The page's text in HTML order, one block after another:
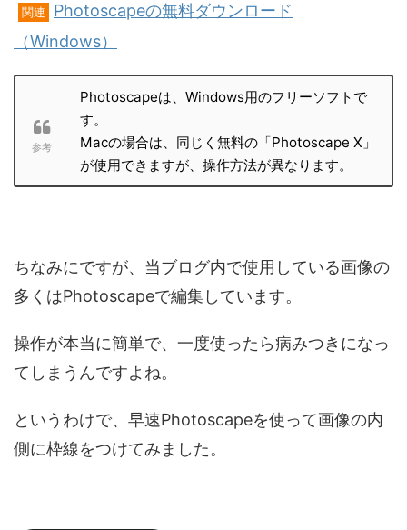
関連
Photoscapeの無料ダウンロード
（Windows）
Photoscapeは、Windows用のフリーソフトで
す。
Macの場合は、同じく無料の「Photoscape X」
が使用できますが、操作方法が異なります。
ちなみにですが、当ブログ内で使用している画像の
多くはPhotoscapeで編集しています。
操作が本当に簡単で、一度使ったら病みつきになっ
てしまうんですよね。
というわけで、早速Photoscapeを使って画像の内
側に枠線をつけてみました。